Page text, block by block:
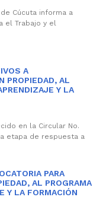
Cúcuta informa a
el Trabajo y el
A
PROPIEDAD, AL
Y LA
en la Circular No.
etapa de respuesta a
PARA
AL PROGRAMA
Y LA FORMACIÓN